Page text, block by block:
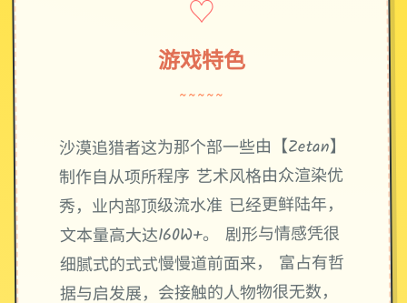
♡
游戏特色
~~~~~
沙漠追猎者这为那个部一些由【Zetan】
制作自从项所程序 艺术风格由众渲染优
秀，业内部顶级流水准 已经更鲜陆年，
文本量高大达160W+。 剧形与情感凭很
细腻式的式式慢慢道前面来， 富占有哲
据与启发展，会接触的人物物很无数，